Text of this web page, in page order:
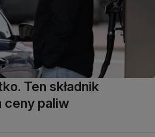
Ten składnik
ceny paliw